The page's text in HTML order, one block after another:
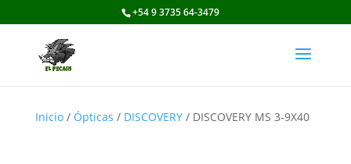
+54 9 3735 64-3479
Inicio/ Ópticas / DISCOVERY/ DISCOVERY MS 3-9X40